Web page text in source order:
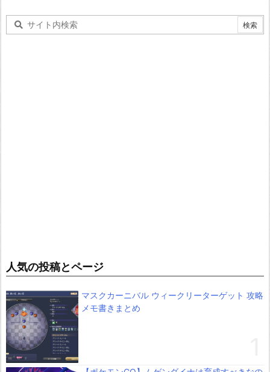
人気の投稿とページ
マスクカーニバル ウィークリーターゲット 攻略
メモ書きまとめ